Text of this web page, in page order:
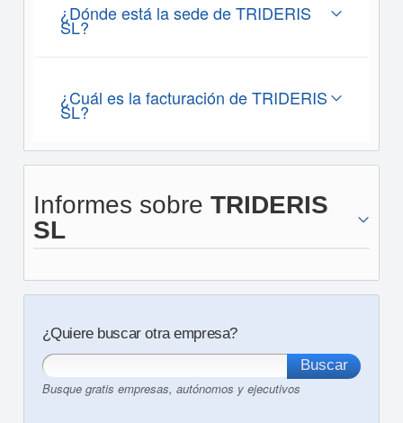
¿Dónde está la sede de TRIDERIS
SL?
¿Cuál es la facturación de TRIDERIS
SL?
Informes sobre TRIDERIS
SL
¿Quiere buscar otra empresa?
Busque gratis empresas, autónomos y ejecutivos